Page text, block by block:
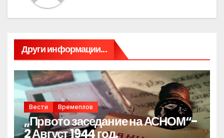
Други информации...
Вести Времеплов
„Првото заседание на АСНОМ“-
2 Август 1944 год.